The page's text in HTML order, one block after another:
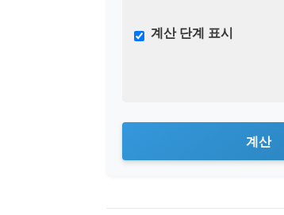
계산 단계 표시
계산